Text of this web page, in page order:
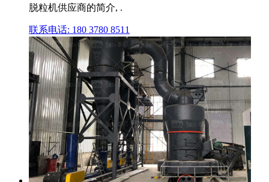
脱粒机供应商的简介, .
联系电话: 180 3780 8511